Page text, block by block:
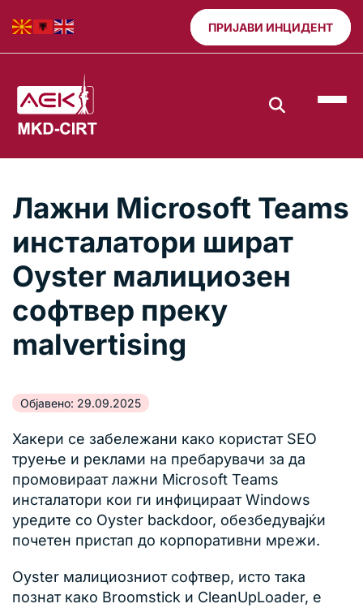
ПРИЈАВИ ИНЦИДЕНТ
Лажни Microsoft Teams
инсталатори шират
Oyster малициозен
софтвер преку
malvertising
Објавено: 29.09.2025
Хакери се забележани како користат SEO
труење и реклами на пребарувачи за да
промовираат лажни Microsoft Teams
инсталатори кои ги инфицираат Windows
уредите со Oyster backdoor, обезбедувајќи
почетен пристап до корпоративни мрежи.
Оyster малициозниот софтвер, исто така
познат како Broomstick и CleanUpLoader, е